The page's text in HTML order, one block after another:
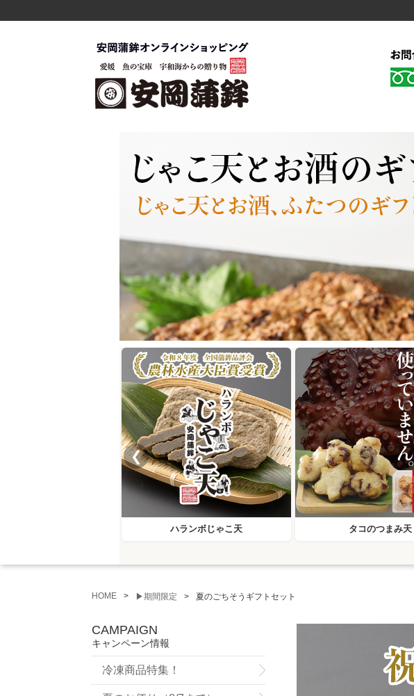
ハランボじゃこ天 タコのつまみ天
❮
HOME ▶期間限定 夏のごちそうギフトセット
CAMPAIGN
キャンペーン情報
冷凍商品特集！